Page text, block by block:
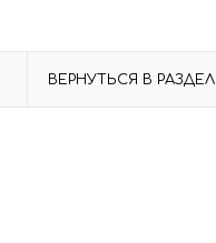
ВЕРНУТЬСЯ В РАЗДЕЛ